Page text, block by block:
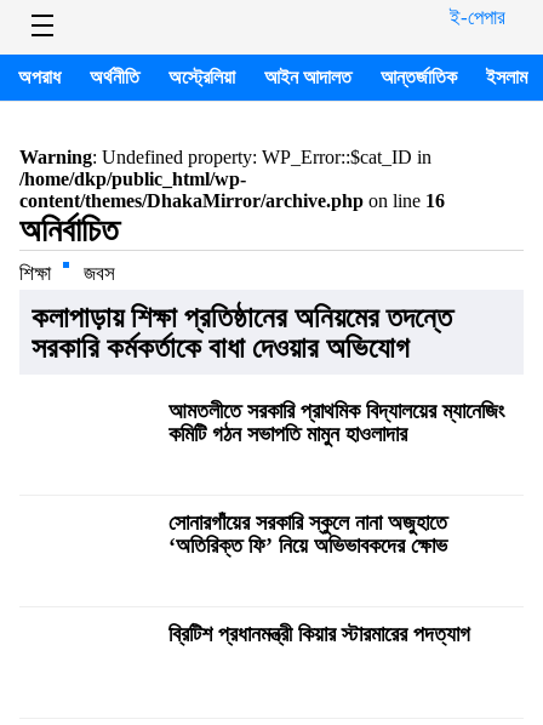
ই-পেপার
অপরাধ অর্থনীতি অস্ট্রেলিয়া আইন আদালত আন্তর্জাতিক ইসলাম
Warning: Undefined property: WP_Error::$cat_ID in
/home/dkp/public_html/wp-
content/themes/DhakaMirror/archive.php on line 16
অনির্বাচিত
শিক্ষা জবস
কলাপাড়ায় শিক্ষা প্রতিষ্ঠানের অনিয়মের তদন্তে
সরকারি কর্মকর্তাকে বাধা দেওয়ার অভিযোগ
আমতলীতে সরকারি প্রাথমিক বিদ্যালয়ের ম্যানেজিং
কমিটি গঠন সভাপতি মামুন হাওলাদার
সোনারগাঁয়ের সরকারি স্কুলে নানা অজুহাতে
‘অতিরিক্ত ফি’ নিয়ে অভিভাবকদের ক্ষোভ
ব্রিটিশ প্রধানমন্ত্রী কিয়ার স্টারমারের পদত্যাগ